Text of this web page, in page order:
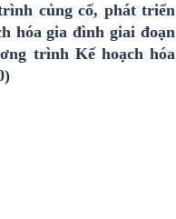
củng cố, phát triển
hóa gia đình giai đoạn
trình Kế hoạch hóa